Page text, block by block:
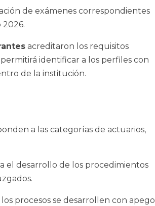
de exámenes correspondientes
2026.
acreditaron los requisitos
identificar a los perfiles con
de la institución.
a las categorías de actuarios,
el desarrollo de los procedimientos
procesos se desarrollen con apego